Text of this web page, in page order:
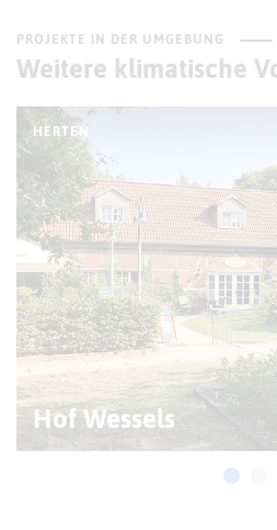
PROJEKTE IN DER UMGEBUNG
Weitere klimatische
HERTEN
Hof Wessels